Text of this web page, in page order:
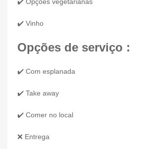
✔️ Vinho
Opções de serviço :
✔️ Com esplanada
✔️ Take away
✔️ Comer no local
❌ Entrega